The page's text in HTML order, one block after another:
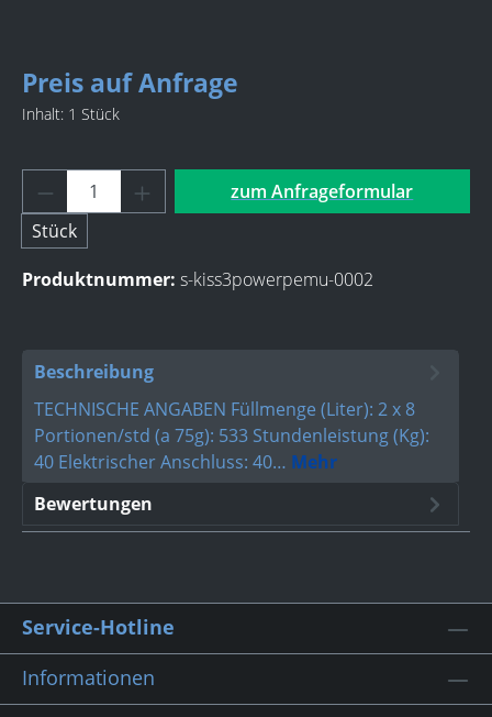
Preis auf Anfrage
Inhalt: 1 Stück
Produkt Anzahl: Gib den
Stück
zum Anfrageformular
Produktnummer: s-kiss3powerpemu-0002
Beschreibung
TECHNISCHE ANGABEN Füllmenge (Liter): 2 x 8
Portionen/std (a 75g): 533 Stundenleistung (Kg):
40 Elektrischer Anschluss: 40… Mehr
Bewertungen
Service-Hotline
Informationen